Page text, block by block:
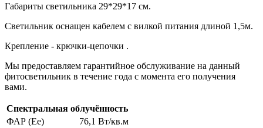
Габариты светильника 29*29*17 см.
Светильник оснащен кабелем с вилкой питания длиной 1,5м.
Крепление - крючки-цепочки .
Мы предоставляем гарантийное обслуживание на данный
фитосветильник в течение года с момента его получения
вами.
Спектральная облучённость
ФАР (Ee)
76,1 Вт/кв.м